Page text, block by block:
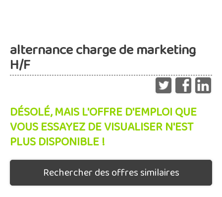
alternance charge de marketing
H/F
DÉSOLÉ, MAIS L'OFFRE D'EMPLOI QUE
VOUS ESSAYEZ DE VISUALISER N'EST
PLUS DISPONIBLE !
Rechercher des offres similaires